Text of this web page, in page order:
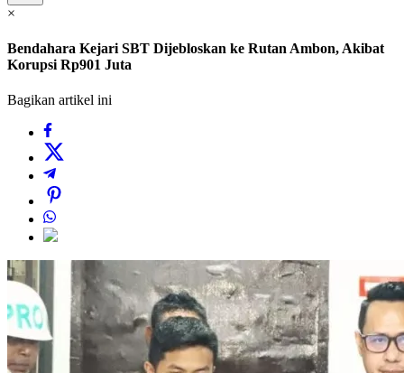
×
Bendahara Kejari SBT Dijebloskan ke Rutan Ambon, Akibat
Korupsi Rp901 Juta
Bagikan artikel ini